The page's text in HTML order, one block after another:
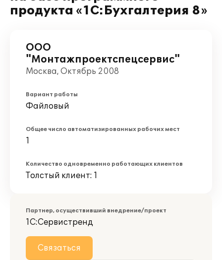
продукта «1С:Бухгалтерия 8»
ООО
"Монтажпроектспецсервис"
Москва, Октябрь 2008
Вариант работы
Файловый
Общее число автоматизированных рабочих мест
1
Количество одновременно работающих клиентов
Толстый клиент: 1
Партнер, осуществивший внедрение/проект
1С:Сервистренд
Связаться